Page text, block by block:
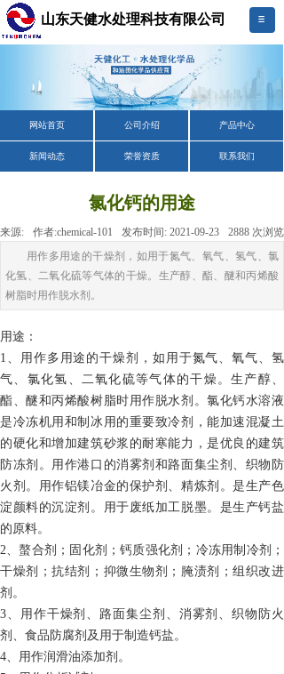
山东天健水处理科技有限公司
公司介绍 产品中心
网站首页
荣誉资质
新闻动态 联系我们
氯化钙的用途
来源: 作者:chemical-101 发布时间: 2021-09-23 2888 次浏览
用作多用途的干燥剂，如用于氮气、氧气、氢气、氯
化氢、二氧化硫等气体的干燥。生产醇、酯、醚和丙烯酸
树脂时用作脱水剂。
用途：
1、用作多用途的干燥剂，如用于氮气、氧气、氢
气、氯化氢、二氧化硫等气体的干燥。生产醇、
酯、醚和丙烯酸树脂时用作脱水剂。氯化钙水溶液
是冷冻机用和制冰用的重要致冷剂，能加速混凝土
的硬化和增加建筑砂浆的耐寒能力，是优良的建筑
防冻剂。 用作港口的消雾剂和路面集尘剂、织物防
火剂。用作铝镁冶金的保护剂、精炼剂。是生产色
淀颜料的沉淀剂。用于废纸加工脱墨。是生产钙盐
的原料。
2、螯合剂；固化剂；钙质强化剂；冷冻用制冷剂；
干燥剂；抗结剂；抑微生物剂；腌渍剂；组织改进
剂。
3、用作干燥剂、路面集尘剂、消雾剂、织物防火
剂、食品防腐剂及用于制造钙盐。
4、用作润滑油添加剂。